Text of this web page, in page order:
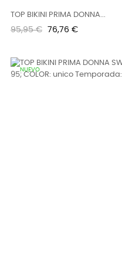
TOP BIKINI PRIMA DONNA...
Precio
95,95 € Precio
76,76 €
NUEVO